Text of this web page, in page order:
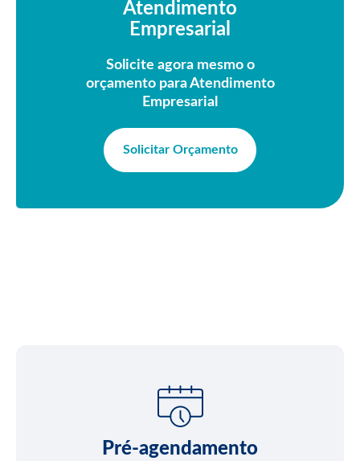
Atendimento
Empresarial
Solicite agora mesmo o
orçamento para Atendimento
Empresarial
Solicitar Orçamento
Pré-agendamento